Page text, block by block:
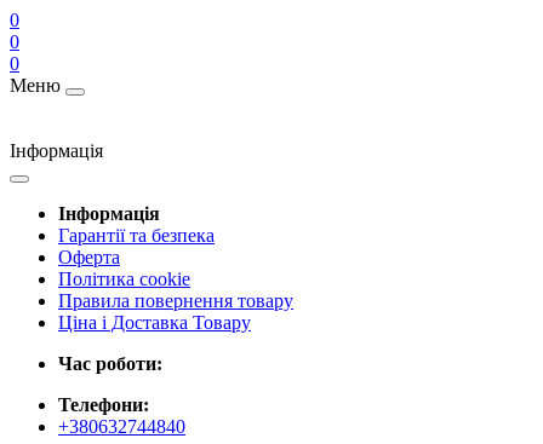
0
0
0
Меню
Інформація
Інформація
Гарантії та безпека
Оферта
Політика cookie
Правила повернення товару
Ціна і Доставка Товару
Час роботи:
Телефони:
+380632744840